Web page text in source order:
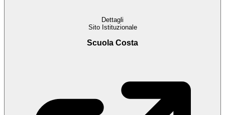
Dettagli
Sito Istituzionale
Scuola Costa